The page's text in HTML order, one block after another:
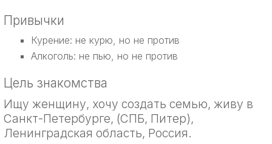
Привычки
Курение: не курю, но не против
Алкоголь: не пью, но не против
Цель знакомства
Ищу женщину, хочу создать семью, живу в
Санкт-Петербурге, (СПБ, Питер),
Ленинградская область, Россия.